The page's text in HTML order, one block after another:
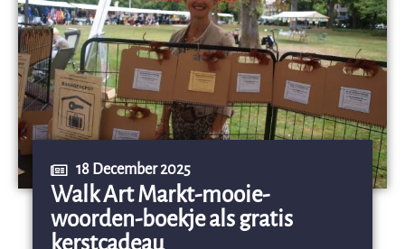
18 December 2025
Walk Art Markt-mooie-
woorden-boekje als gratis
kerstcadeau